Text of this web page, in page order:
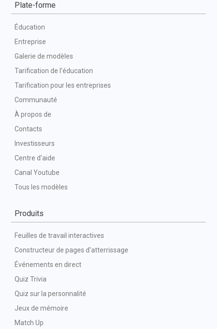
Plate-forme
Éducation
Entreprise
Galerie de modèles
Tarification de l'éducation
Tarification pour les entreprises
Communauté
À propos de
Contacts
Investisseurs
Centre d'aide
Canal Youtube
Tous les modèles
Produits
Feuilles de travail interactives
Constructeur de pages d'atterrissage
Événements en direct
Quiz Trivia
Quiz sur la personnalité
Jeux de mémoire
Match Up